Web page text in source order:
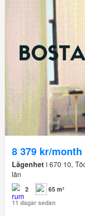
8 379 kr/month
Lägenhet i 670 10,
län
2
65 m²
11 dagar sedan